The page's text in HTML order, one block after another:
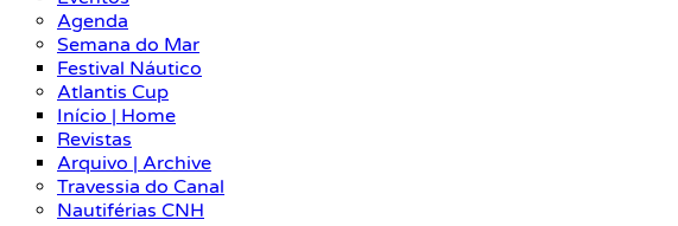
Agenda
Semana do Mar
Festival Náutico
Atlantis Cup
Início | Home
Revistas
Arquivo | Archive
Travessia do Canal
Nautiférias CNH